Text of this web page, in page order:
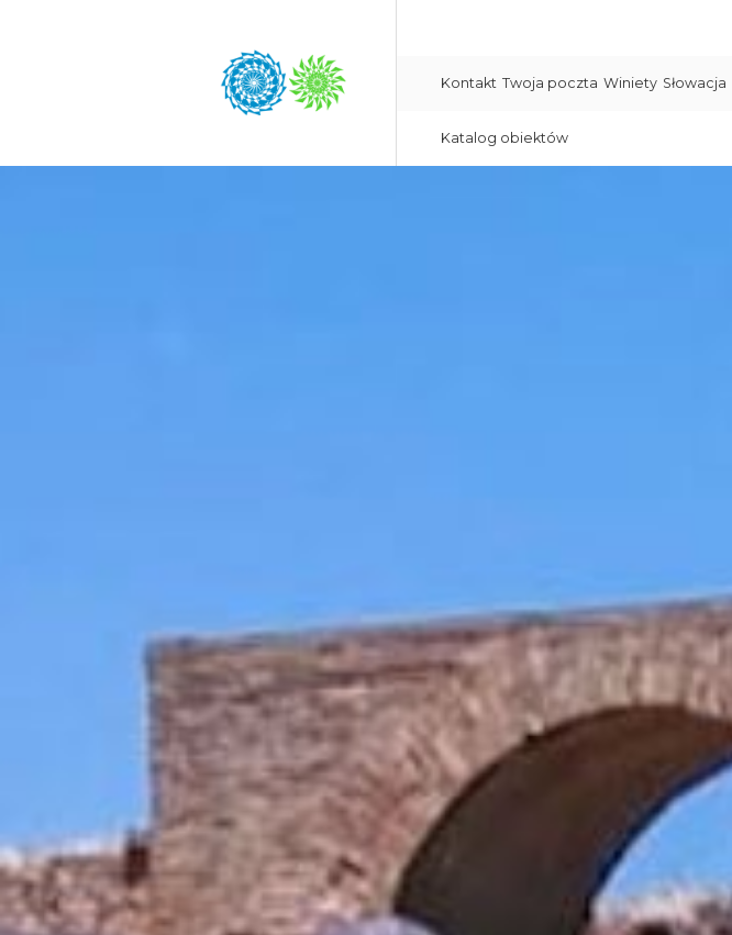
Kontakt Twoja poczta Winiety Słowacja
Katalog obiektów